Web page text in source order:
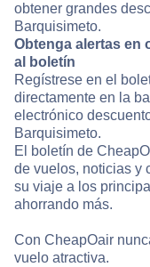
obtener grandes
Barquisimeto.
Obtenga alertas en
al boletín
Regístrese en el
directamente en la
electrónico
Barquisimeto.
El boletín de
de vuelos, noticias y
su viaje a los
ahorrando más.
Con CheapOair
vuelo atractiva.